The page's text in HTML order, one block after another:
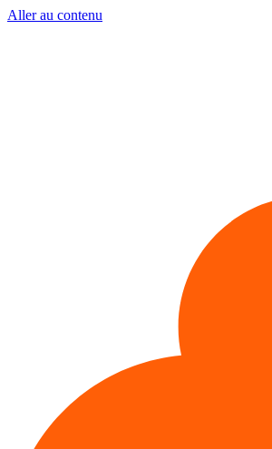
Aller au contenu